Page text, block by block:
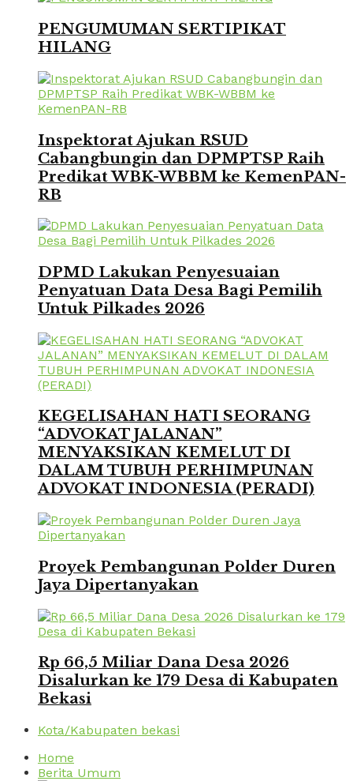
PENGUMUMAN SERTIPIKAT
HILANG
Inspektorat Ajukan RSUD
Cabangbungin dan DPMPTSP Raih
Predikat WBK-WBBM ke KemenPAN-
RB
DPMD Lakukan Penyesuaian
Penyatuan Data Desa Bagi Pemilih
Untuk Pilkades 2026
KEGELISAHAN HATI SEORANG
“ADVOKAT JALANAN”
MENYAKSIKAN KEMELUT DI
DALAM TUBUH PERHIMPUNAN
ADVOKAT INDONESIA (PERADI)
Proyek Pembangunan Polder Duren
Jaya Dipertanyakan
Rp 66,5 Miliar Dana Desa 2026
Disalurkan ke 179 Desa di Kabupaten
Bekasi
Kota/Kabupaten bekasi
Home
Berita Umum